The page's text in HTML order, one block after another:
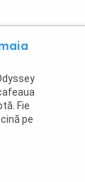
Fie
pe